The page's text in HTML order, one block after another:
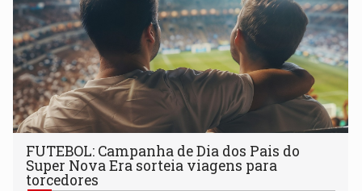
FUTEBOL: Campanha de Dia dos Pais do
Super Nova Era sorteia viagens para
torcedores